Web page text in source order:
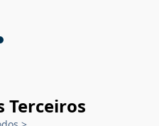
Terceiros